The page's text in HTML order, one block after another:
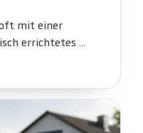
mit einer
errichtetes ...